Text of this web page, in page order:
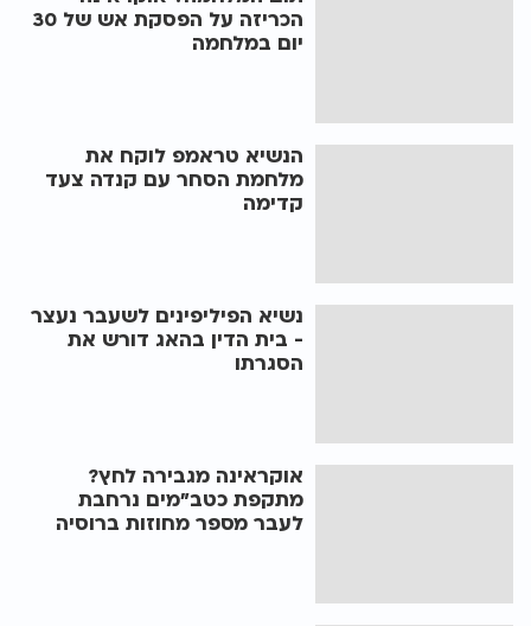
הכריזה על הפסקת אש של 30
יום במלחמה
הנשיא טראמפ לוקח את
מלחמת הסחר עם קנדה צעד
קדימה
נשיא הפיליפינים לשעבר נעצר
- בית הדין בהאג דורש את
הסגרתו
אוקראינה מגבירה לחץ?
מתקפת כטב"מים נרחבת
לעבר מספר מחוזות ברוסיה